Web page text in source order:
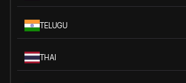
TELUGU
THAI